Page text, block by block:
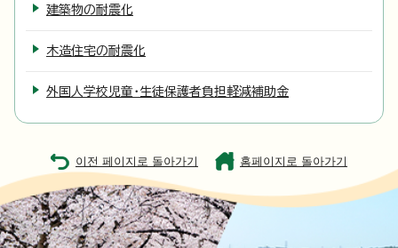
建築物の耐震化
木造住宅の耐震化
外国人学校児童・生徒保護者負担軽減補助金
이전 페이지로 돌아가기 홈페이지로 돌아가기